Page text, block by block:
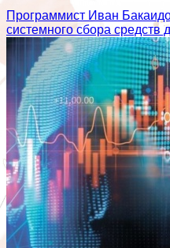
Программист Иван
системного сбора